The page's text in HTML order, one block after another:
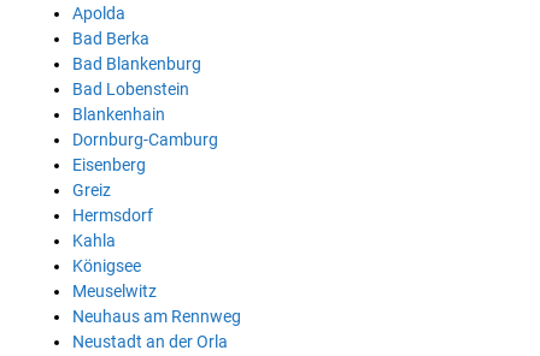
Apolda
Bad Berka
Bad Blankenburg
Bad Lobenstein
Blankenhain
Dornburg-Camburg
Eisenberg
Greiz
Hermsdorf
Kahla
Königsee
Meuselwitz
Neuhaus am Rennweg
Neustadt an der Orla